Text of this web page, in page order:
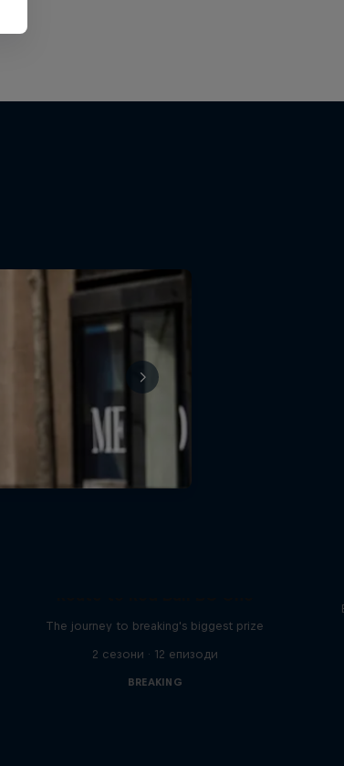
The journey to breaking's biggest prize
2 сезони · 12 епизоди
BREAKING